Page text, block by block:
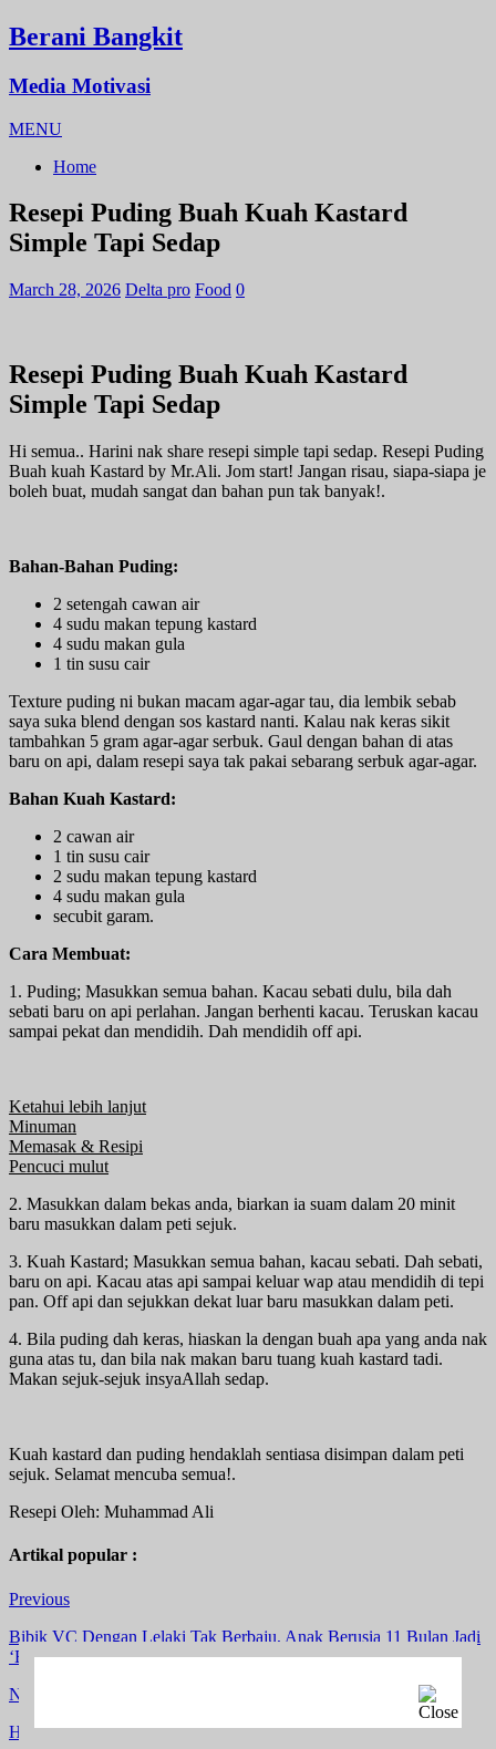
Berani Bangkit
Media Motivasi
MENU
Home
Resepi Puding Buah Kuah Kastard
Simple Tapi Sedap
March 28, 2026 Delta pro Food 0
Resepi Puding Buah Kuah Kastard
Simple Tapi Sedap
Hi semua.. Harini nak share resepi simple tapi sedap. Resepi Puding
Buah kuah Kastard by Mr.Ali. Jom start! Jangan risau, siapa-siapa je
boleh buat, mudah sangat dan bahan pun tak banyak!.
Bahan-Bahan Puding:
2 setengah cawan air
4 sudu makan tepung kastard
4 sudu makan gula
1 tin susu cair
Texture puding ni bukan macam agar-agar tau, dia lembik sebab
saya suka blend dengan sos kastard nanti. Kalau nak keras sikit
tambahkan 5 gram agar-agar serbuk. Gaul dengan bahan di atas
baru on api, dalam resepi saya tak pakai sebarang serbuk agar-agar.
Bahan Kuah Kastard:
2 cawan air
1 tin susu cair
2 sudu makan tepung kastard
4 sudu makan gula
secubit garam.
Cara Membuat:
1. Puding; Masukkan semua bahan. Kacau sebati dulu, bila dah
sebati baru on api perlahan. Jangan berhenti kacau. Teruskan kacau
sampai pekat dan mendidih. Dah mendidih off api.
Ketahui lebih lanjut
Minuman
Memasak & Resipi
Pencuci mulut
2. Masukkan dalam bekas anda, biarkan ia suam dalam 20 minit
baru masukkan dalam peti sejuk.
3. Kuah Kastard; Masukkan semua bahan, kacau sebati. Dah sebati,
baru on api. Kacau atas api sampai keluar wap atau mendidih di tepi
pan. Off api dan sejukkan dekat luar baru masukkan dalam peti.
4. Bila puding dah keras, hiaskan la dengan buah apa yang anda nak
guna atas tu, dan bila nak makan baru tuang kuah kastard tadi.
Makan sejuk-sejuk insyaAllah sedap.
Kuah kastard dan puding hendaklah sentiasa disimpan dalam peti
sejuk. Selamat mencuba semua!.
Resepi Oleh: Muhammad Ali
Artikal popular :
Previous
Bibik VC Dengan Lelaki Tak Berbaju, Anak Berusia 11 Bulan Jadi
‘Bahan Nafsu’
Next
Hantaran “Rare” Syed Saddiq Kepada Bella Curi Perhatian Ramai